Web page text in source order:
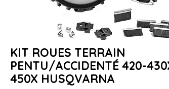
KIT ROUES TERRAIN
PENTU/ACCIDENTÉ 420-
450X HUSQVARNA